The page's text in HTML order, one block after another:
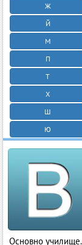
Ж
Й
М
П
Т
Х
Ш
Ю
Основно училище.